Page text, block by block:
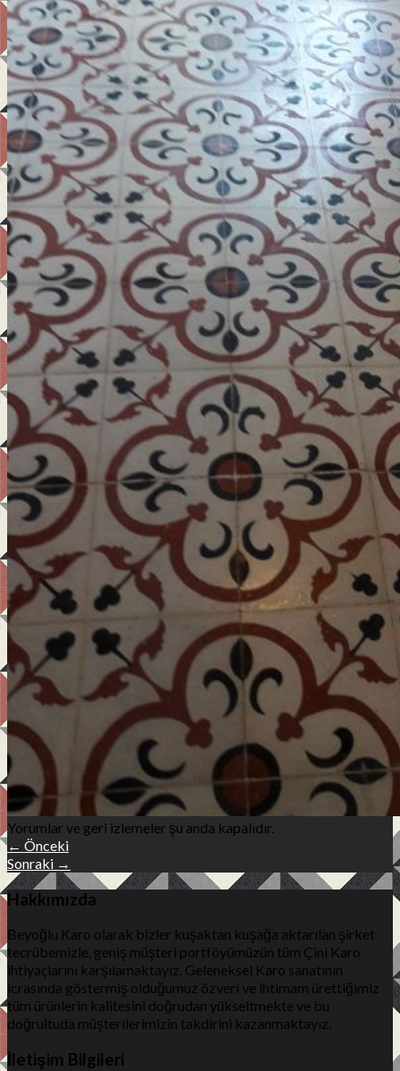
Yorumlar ve geri izlemeler şu anda kapalıdır.
← Önceki
Sonraki →
Hakkımızda
Beyoğlu Karo olarak bizler kuşaktan kuşağa aktarılan şirket
tecrübemizle, geniş müşteri portföyümüzün tüm Çini Karo
ihtiyaçlarını karşılamaktayız. Geleneksel Karo sanatının
icrasında göstermiş olduğumuz özveri ve ihtimam ürettiğimiz
tüm ürünlerin kalitesini doğrudan yükseltmekte ve bu
doğrultuda müşterilerimizin takdirini kazanmaktayız.
İletişim Bilgileri